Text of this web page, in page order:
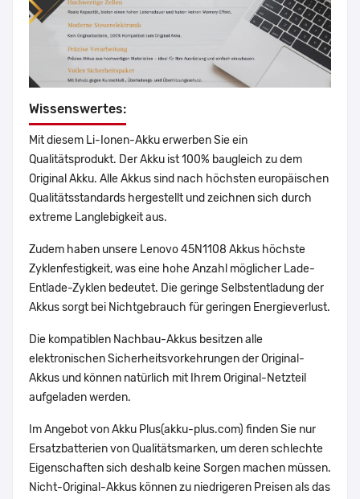
Wissenswertes:
Mit diesem Li-Ionen-Akku erwerben Sie ein
Qualitätsprodukt. Der Akku ist 100% baugleich zu dem
Original Akku. Alle Akkus sind nach höchsten europäischen
Qualitätsstandards hergestellt und zeichnen sich durch
extreme Langlebigkeit aus.
Zudem haben unsere Lenovo 45N1108 Akkus höchste
Zyklenfestigkeit, was eine hohe Anzahl möglicher Lade-
Entlade-Zyklen bedeutet. Die geringe Selbstentladung der
Akkus sorgt bei Nichtgebrauch für geringen Energieverlust.
Die kompatiblen Nachbau-Akkus besitzen alle
elektronischen Sicherheitsvorkehrungen der Original-
Akkus und können natürlich mit Ihrem Original-Netzteil
aufgeladen werden.
Im Angebot von Akku Plus(akku-plus.com) finden Sie nur
Ersatzbatterien von Qualitätsmarken, um deren schlechte
Eigenschaften sich deshalb keine Sorgen machen müssen.
Nicht-Original-Akkus können zu niedrigeren Preisen als das